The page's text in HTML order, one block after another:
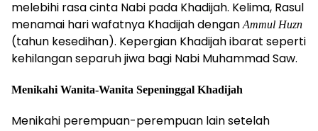
melebihi rasa cinta Nabi pada Khadijah. Kelima, Rasul
menamai hari wafatnya Khadijah denganAmmul Huzn
(tahun kesedihan). Kepergian Khadijah ibarat seperti
kehilangan separuh jiwa bagi Nabi Muhammad Saw.
Menikahi Wanita-Wanita Sepeninggal Khadijah
Menikahi perempuan-perempuan lain setelah